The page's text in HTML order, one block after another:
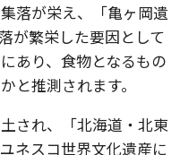
落が栄え、「亀ヶ岡遺
が繁栄した要因として
あり、食物となるもの
と推測されます。
され、「北海道・北東
ネスコ世界文化遺産に